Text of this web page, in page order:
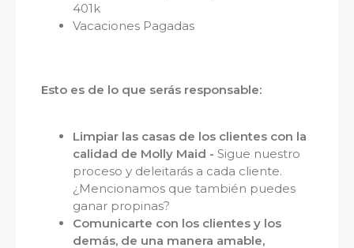
401k
Vacaciones Pagadas
Esto es de lo que serás responsable:
Limpiar las casas de los clientes con la
calidad de Molly Maid - Sigue nuestro
proceso y deleitarás a cada cliente.
¿Mencionamos que también puedes
ganar propinas?
Comunicarte con los clientes y los
demás, de una manera amable,